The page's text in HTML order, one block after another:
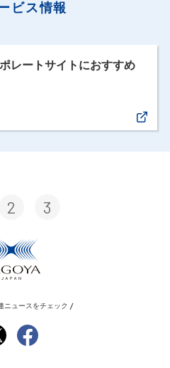
ビス情報
レートサイトにおすすめ
2 3
ニュースをチェック